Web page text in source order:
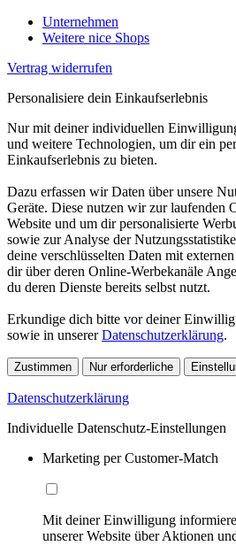
Unternehmen
Weitere nice Shops
Vertrag widerrufen
Personalisiere dein Einkaufserlebnis
Nur mit deiner individuellen
und weitere Technologien, um dir ein
Einkaufserlebnis zu bieten.
Dazu erfassen wir Daten über unsere
Geräte. Diese nutzen wir zur laufenden
Website und um dir personalisierte
sowie zur Analyse der
deine verschlüsselten Daten mit
dir über deren Online-Werbekanäle
du deren Dienste bereits selbst nutzt.
Erkundige dich bitte vor deiner
sowie in unsererDatenschutzerklärung.
Zustimmen Nur erforderliche
Datenschutzerklärung
Individuelle Datenschutz-Einstellungen
Marketing per Customer-Match
Mit deiner Einwilligung
unserer Website über Aktionen